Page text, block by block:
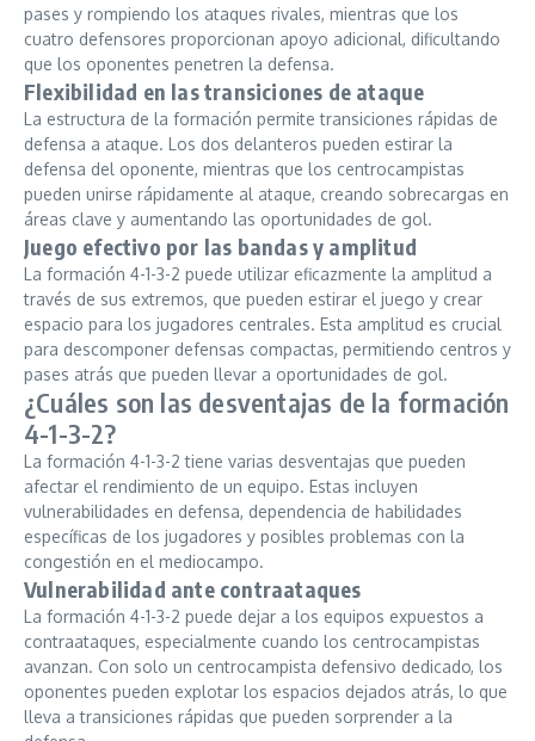
pases y rompiendo los ataques rivales, mientras que los
cuatro defensores proporcionan apoyo adicional, dificultando
que los oponentes penetren la defensa.
Flexibilidad en las transiciones de ataque
La estructura de la formación permite transiciones rápidas de
defensa a ataque. Los dos delanteros pueden estirar la
defensa del oponente, mientras que los centrocampistas
pueden unirse rápidamente al ataque, creando sobrecargas en
áreas clave y aumentando las oportunidades de gol.
Juego efectivo por las bandas y amplitud
La formación 4-1-3-2 puede utilizar eficazmente la amplitud a
través de sus extremos, que pueden estirar el juego y crear
espacio para los jugadores centrales. Esta amplitud es crucial
para descomponer defensas compactas, permitiendo centros y
pases atrás que pueden llevar a oportunidades de gol.
¿Cuáles son las desventajas de la formación
4-1-3-2?
La formación 4-1-3-2 tiene varias desventajas que pueden
afectar el rendimiento de un equipo. Estas incluyen
vulnerabilidades en defensa, dependencia de habilidades
específicas de los jugadores y posibles problemas con la
congestión en el mediocampo.
Vulnerabilidad ante contraataques
La formación 4-1-3-2 puede dejar a los equipos expuestos a
contraataques, especialmente cuando los centrocampistas
avanzan. Con solo un centrocampista defensivo dedicado, los
oponentes pueden explotar los espacios dejados atrás, lo que
lleva a transiciones rápidas que pueden sorprender a la